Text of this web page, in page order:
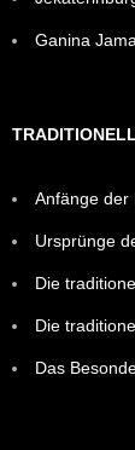
Ganina
Anfänge der
Ursprünge
Die
Die
Das